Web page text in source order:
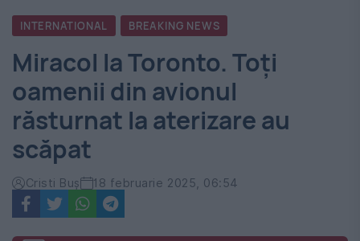
România
-
Evenimentul
Zilei
INTERNATIONAL BREAKING NEWS
Miracol la Toronto. Toți
oamenii din avionul
răsturnat la aterizare au
scăpat
Cristi Buș 18 februarie 2025, 06:54